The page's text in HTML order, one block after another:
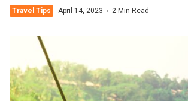
Travel Tips April 14, 2023 2 Min Read